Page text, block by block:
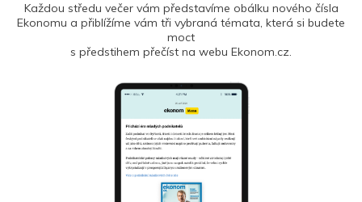
Každou středu večer vám představíme obálku nového čísla
Ekonomu a přiblížíme vám tři vybraná témata, která si budete
moct
s předstihem přečíst na webu Ekonom.cz.